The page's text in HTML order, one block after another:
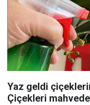
Yaz geldi
Çiçekleri